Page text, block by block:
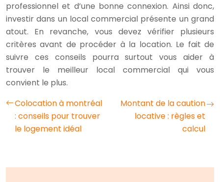
professionnel et d’une bonne connexion. Ainsi donc,
investir dans un local commercial présente un grand
atout. En revanche, vous devez vérifier plusieurs
critères avant de procéder à la location. Le fait de
suivre ces conseils pourra surtout vous aider à
trouver le meilleur local commercial qui vous
convient le plus.
Colocation à montréal
: conseils pour trouver
le logement idéal
Montant de la caution
locative : règles et
calcul